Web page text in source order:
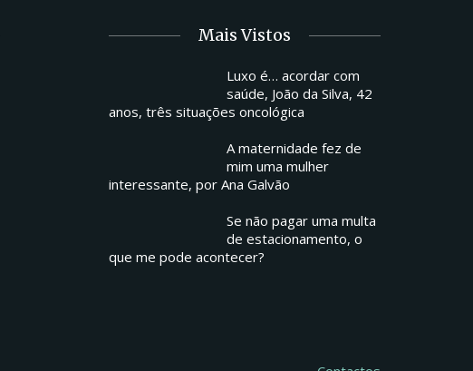
Mais Vistos
Luxo é… acordar com
saúde, João da Silva, 42
anos, três situações oncológica
A maternidade fez de
mim uma mulher
interessante, por Ana Galvão
Se não pagar uma multa
de estacionamento, o
que me pode acontecer?